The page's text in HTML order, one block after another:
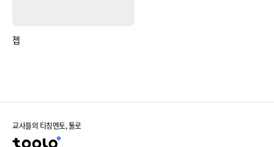
젭
교사들의 티칭멘토, 툴로